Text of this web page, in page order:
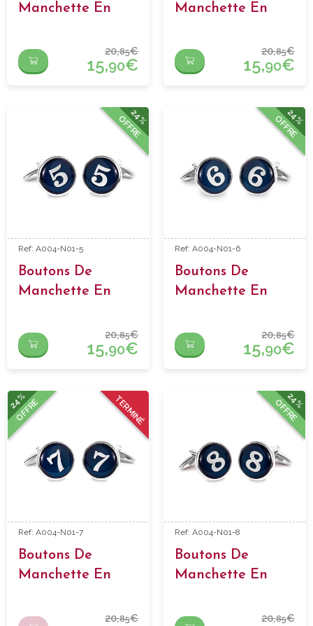
Manchette En
20,85€
15,90€
Manchette En
20,85€
15,90€
24%
OFFRE
Ref: A004-N01-5
Boutons De
Manchette En
20,85€
15,90€
24%
OFFRE
Ref: A004-N01-6
Boutons De
Manchette En
20,85€
15,90€
TERMINÉ
24%
OFFRE
Ref: A004-N01-7
Boutons De
Manchette En
20,85€
24%
OFFRE
Ref: A004-N01-8
Boutons De
Manchette En
20,85€